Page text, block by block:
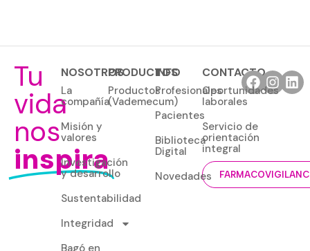
Tu
vida
nos
inspira
NOSOTROS
La
compañía
Misión y
valores
Investigación
y desarrollo
Sustentabilidad
Integridad
PRODUCTOS
Productos
(Vademecum)
INFO
Profesionales
Pacientes
Biblioteca
Digital
Novedades
CONTACTO
Oportunidades
laborales
Servicio de
orientación
integral